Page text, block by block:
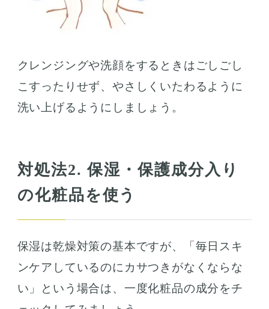
クレンジングや洗顔をするときはごしごし
こすったりせず、やさしくいたわるように
洗い上げるようにしましょう。
対処法2. 保湿・保護成分入り
の化粧品を使う
保湿は乾燥対策の基本ですが、「毎日スキ
ンケアしているのにカサつきがなくならな
い」という場合は、一度化粧品の成分をチ